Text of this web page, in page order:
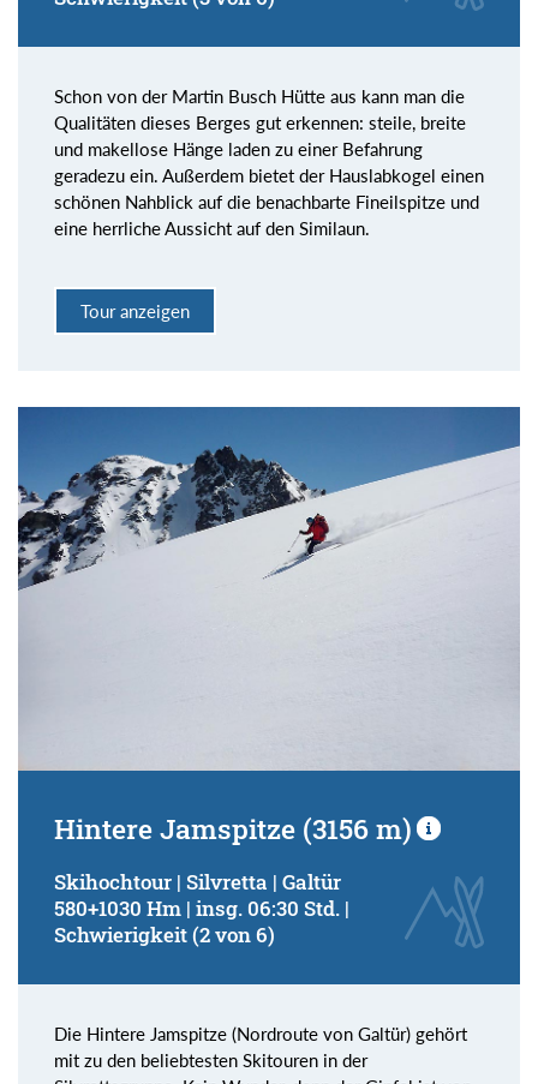
Schon von der Martin Busch Hütte aus kann man die
Qualitäten dieses Berges gut erkennen: steile, breite
und makellose Hänge laden zu einer Befahrung
geradezu ein. Außerdem bietet der Hauslabkogel einen
schönen Nahblick auf die benachbarte Fineilspitze und
eine herrliche Aussicht auf den Similaun.
Tour anzeigen
Hintere Jamspitze (3156 m)
Skihochtour | Silvretta | Galtür
580+1030 Hm | insg. 06:30 Std. |
Schwierigkeit (2 von 6)
Die Hintere Jamspitze (Nordroute von Galtür) gehört
mit zu den beliebtesten Skitouren in der